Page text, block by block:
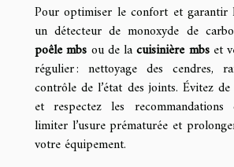
Pour optimiser le confort et garantir
un détecteur de monoxyde de
poêle mbs ou de lacuisinière mbset
régulier : nettoyage des cendres,
contrôle de l’état des joints. Évitez
et respectez les
limiter l’usure prématurée et
votre équipement.